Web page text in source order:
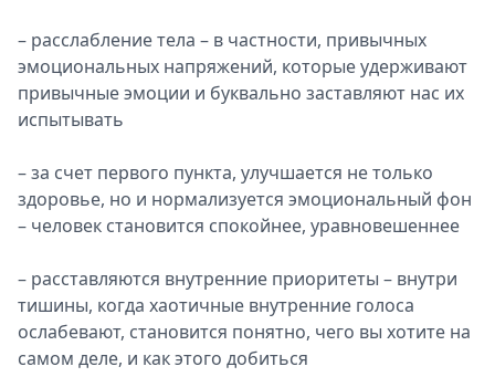
– расслабление тела – в частности, привычных
эмоциональных напряжений, которые удерживают
привычные эмоции и буквально заставляют нас их
испытывать
– за счет первого пункта, улучшается не только
здоровье, но и нормализуется эмоциональный фон
– человек становится спокойнее, уравновешеннее
– расставляются внутренние приоритеты – внутри
тишины, когда хаотичные внутренние голоса
ослабевают, становится понятно, чего вы хотите на
самом деле, и как этого добиться